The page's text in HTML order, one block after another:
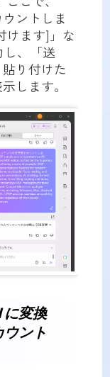
ントしま
けます]」な
し、「送
り付けた
します。
に変換
ウント